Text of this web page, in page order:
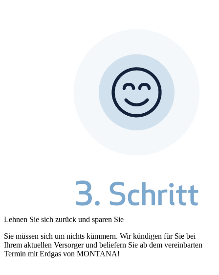
Lehnen Sie sich zurück und sparen Sie
Sie müssen sich um nichts kümmern. Wir kündigen für Sie bei
Ihrem aktuellen Versorger und beliefern Sie ab dem vereinbarten
Termin mit Erdgas von MONTANA!